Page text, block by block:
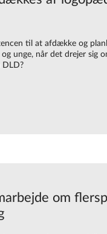
til at afdække og
unge, når det drejer sig
DLD?
om